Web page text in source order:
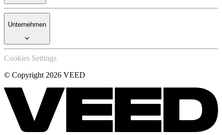
Unternehmen
Cookies Settings
© Copyright 2026 VEED